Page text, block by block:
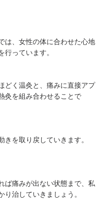
は、女性の体に合わせた心地
行っています。
どく温灸と、痛みに直接アプ
灸を組み合わせることで
きを取り戻していきます。
ば痛みが出ない状態まで、私
り治していきましょう。